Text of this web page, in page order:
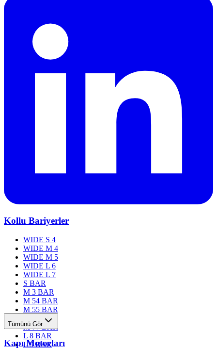
Kollu Bariyerler
WIDE S 4
WIDE M 4
WIDE M 5
WIDE L 6
WIDE L 7
S BAR
M 3 BAR
M 54 BAR
M 55 BAR
M 76 BAR
M 77 BAR
L 8 BAR
L 9 BAR
Tümünü Gör
Kapı Motorları